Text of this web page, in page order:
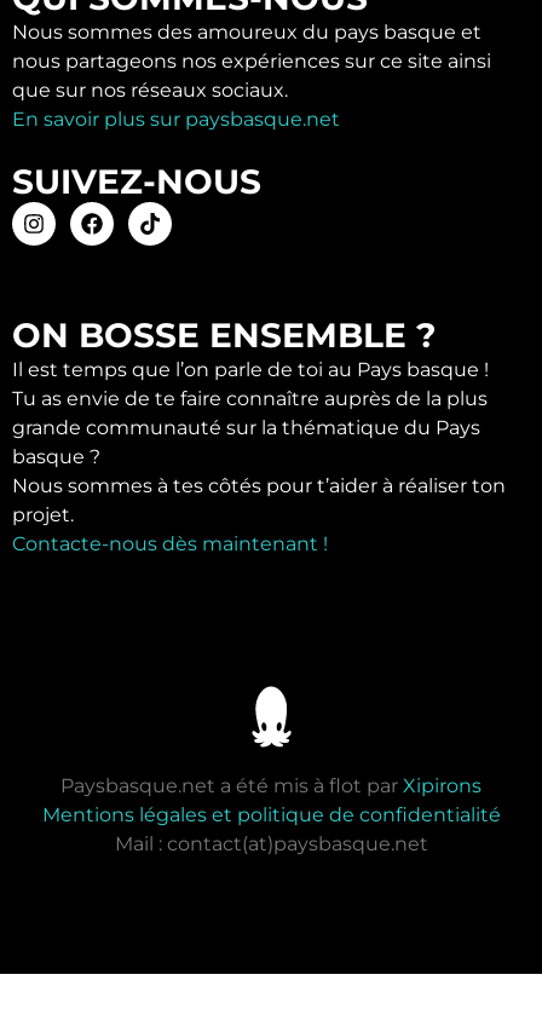
Nous sommes des amoureux du pays basque et
nous partageons nos expériences sur ce site ainsi
que sur nos réseaux sociaux.
En savoir plus sur paysbasque.net
SUIVEZ-NOUS
ON BOSSE ENSEMBLE ?
Il est temps que l’on parle de toi au Pays basque !
Tu as envie de te faire connaître auprès de la plus
grande communauté sur la thématique du Pays
basque ?
Nous sommes à tes côtés pour t’aider à réaliser ton
projet.
Contacte-nous dès maintenant !
Paysbasque.net a été mis à flot par Xipirons
Mentions légales et politique de confidentialité
Mail : contact(at)paysbasque.net